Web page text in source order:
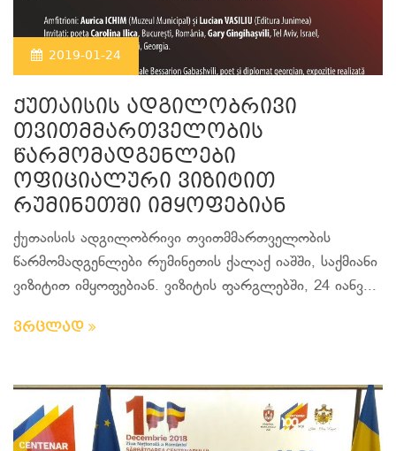
2019-01-24
ქუთაისის ადგილობრივი
თვითმმართველობის
წარმომადგენლები
ოფიციალური ვიზიტით
რუმინეთში იმყოფებიან
ქუთაისის ადგილობრივი თვითმმართველობის
წარმომადგენლები რუმინეთის ქალაქ იაშში, საქმიანი
ვიზიტით იმყოფებიან. ვიზიტის ფარგლებში, 24 იანვ...
ვრცლად